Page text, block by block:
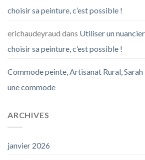
choisir sa peinture, c’est possible !
erichaudeyraud dans Utiliser un
choisir sa peinture, c’est possible !
Commode peinte, Artisanat Rural, Sarah
une commode
ARCHIVES
janvier 2026